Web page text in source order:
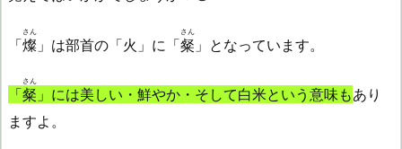
「燦
さん
」は部首の「火」に「粲
さん
」となっています。
「粲
さん
」には美しい・鮮やか・そして白米という意味もあり
ますよ。